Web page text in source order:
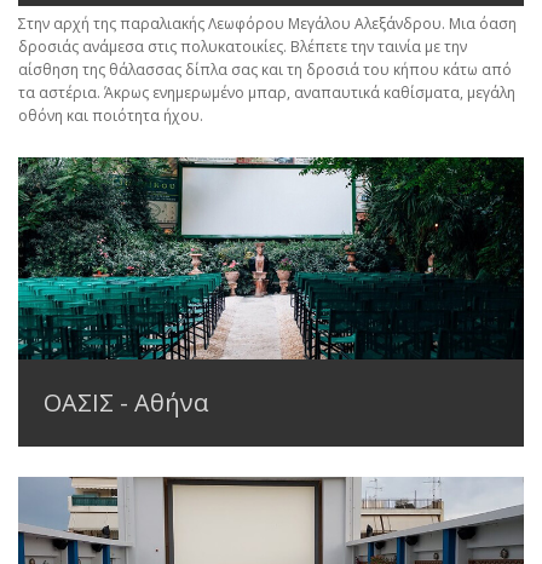
Στην αρχή της παραλιακής Λεωφόρου Μεγάλου Αλεξάνδρου. Μια όαση
δροσιάς ανάμεσα στις πολυκατοικίες. Βλέπετε την ταινία με την
αίσθηση της θάλασσας δίπλα σας και τη δροσιά του κήπου κάτω από
τα αστέρια. Άκρως ενημερωμένο μπαρ, αναπαυτικά καθίσματα, μεγάλη
οθόνη και ποιότητα ήχου.
ΟΑΣΙΣ - Αθήνα